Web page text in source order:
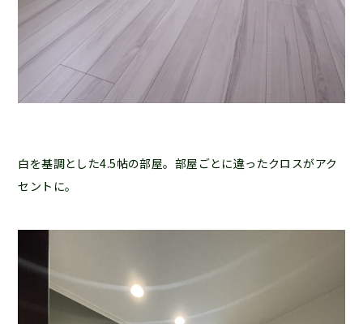
白を基調とした4.5帖の部屋。部屋ごとに違ったクロスがアク
セントに。